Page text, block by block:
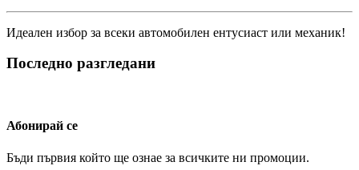
Идеален избор за всеки автомобилен ентусиаст или механик!
Последно разгледани
Абонирай се
Бъди първия който ще ознае за всичките ни промоции.